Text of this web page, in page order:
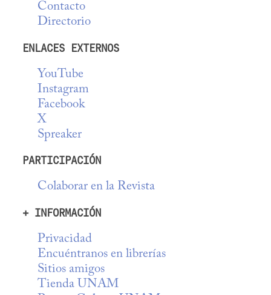
Contacto
Directorio
ENLACES EXTERNOS
YouTube
Instagram
Facebook
X
Spreaker
PARTICIPACIÓN
Colaborar en la Revista
+ INFORMACIÓN
Privacidad
Encuéntranos en librerías
Sitios amigos
Tienda UNAM